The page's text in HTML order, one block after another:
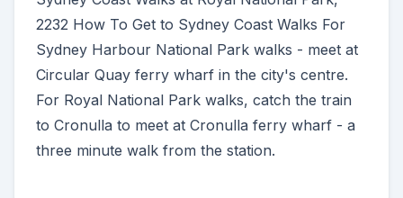
2232 How To Get to Sydney Coast Walks For
Sydney Harbour National Park walks - meet at
Circular Quay ferry wharf in the city's centre.
For Royal National Park walks, catch the train
to Cronulla to meet at Cronulla ferry wharf - a
three minute walk from the station.